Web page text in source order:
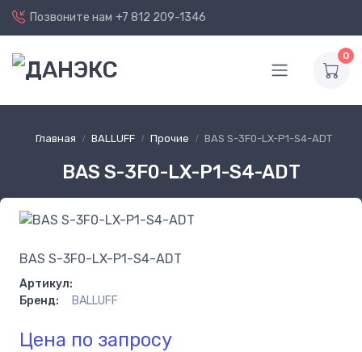
Позвоните нам +7 812 209-1346
0
Главная BALLUFF Прочие BAS S-3F0-LX-P1-S4-ADT
BAS S-3F0-LX-P1-S4-ADT
BAS S-3F0-LX-P1-S4-ADT
Артикул:
Бренд:
BALLUFF
Цена по запросу